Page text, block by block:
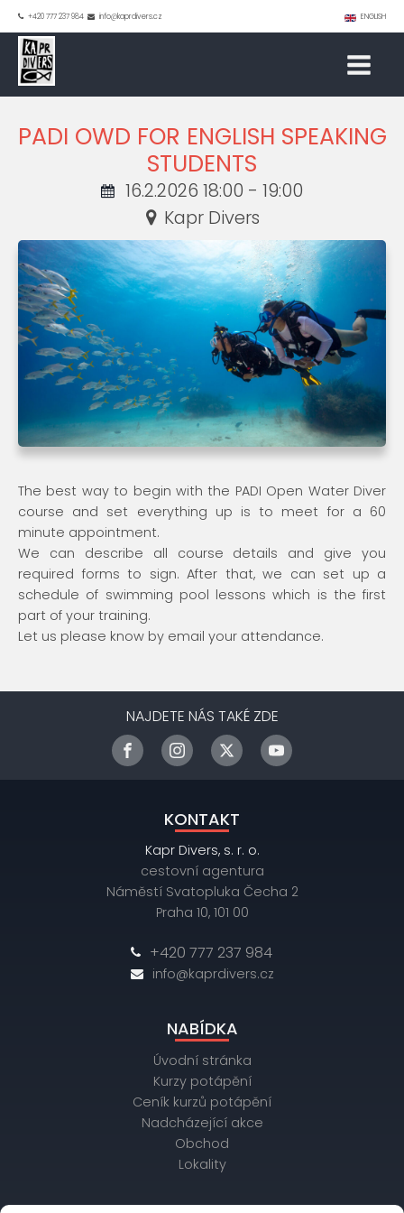
+420 777 237 984 info@kaprdivers.cz ENGLISH
PADI OWD FOR ENGLISH SPEAKING
STUDENTS
16.2.2026 18:00 - 19:00
Kapr Divers
The best way to begin with the PADI Open Water Diver
course and set everything up is to meet for a 60
minute appointment.
We can describe all course details and give you
required forms to sign. After that, we can set up a
schedule of swimming pool lessons which is the first
part of your training.
Let us please know by email your attendance.
NAJDETE NÁS TAKÉ ZDE
KONTAKT
Kapr Divers, s. r. o.
cestovní agentura
Náměstí Svatopluka Čecha 2
Praha 10, 101 00
+420 777 237 984
info@kaprdivers.cz
NABÍDKA
Úvodní stránka
Kurzy potápění
Ceník kurzů potápění
Nadcházející akce
Obchod
Lokality